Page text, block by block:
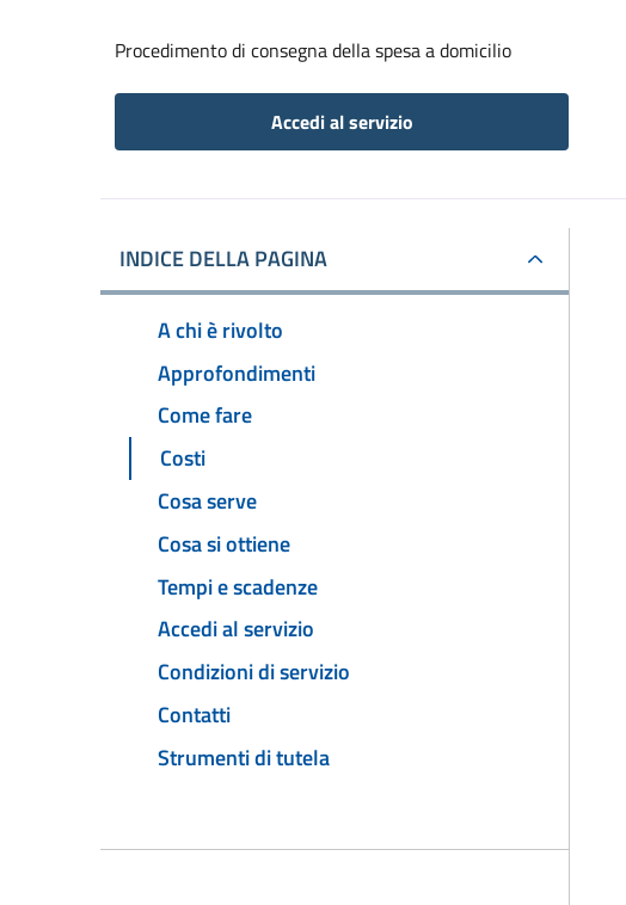
Procedimento di consegna della spesa a domicilio
Accedi al servizio
INDICE DELLA PAGINA
A chi è rivolto
Approfondimenti
Come fare
Costi
Cosa serve
Cosa si ottiene
Tempi e scadenze
Accedi al servizio
Condizioni di servizio
Contatti
Strumenti di tutela